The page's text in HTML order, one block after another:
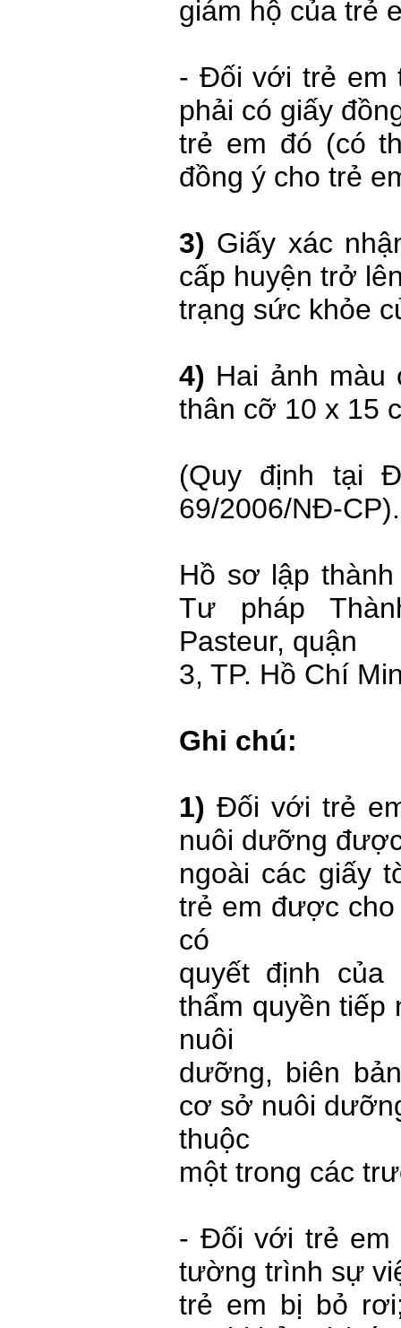
giám hộ của trẻ
- Đối với trẻ em
phải có giấy
trẻ em đó (có
đồng ý cho trẻ
3) Giấy xác
cấp huyện trở
trạng sức khỏe
4) Hai ảnh màu
thân cỡ 10 x 15
(Quy định tại
69/2006/NĐ-CP).
Hồ sơ lập
Tư pháp
Pasteur, quận
3, TP. Hồ Chí
Ghi chú:
1) Đối với trẻ
nuôi dưỡng
ngoài các giấy
trẻ em được
có
quyết định
thẩm quyền tiếp
nuôi
dưỡng, biên
cơ sở nuôi
thuộc
một trong các
- Đối với trẻ em
tường trình sự
trẻ em bị bỏ